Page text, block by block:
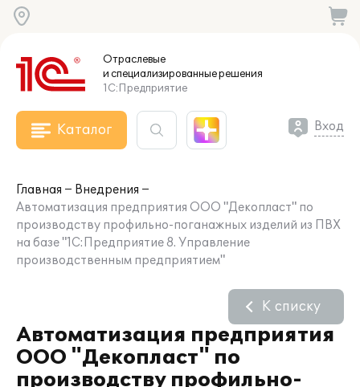
Отраслевые
и специализированныерешения
1С:Предприятие
Каталог Вход
Главная
Внедрения
Автоматизация предприятия ООО "Декопласт" по
производству профильно-поганажных изделий из ПВХ
на базе "1С:Предприятие 8. Управление
производственным предприятием"
Автоматизация предприятия
ООО "Декопласт" по
производству профильно-
К списку